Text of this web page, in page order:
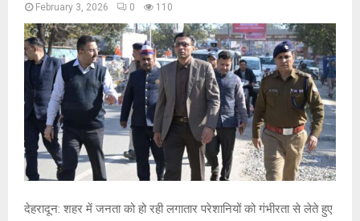
February 3, 2026 0 110
देहरादून: शहर में जनता को हो रही लगातार परेशानियों को गंभीरता से लेते हुए